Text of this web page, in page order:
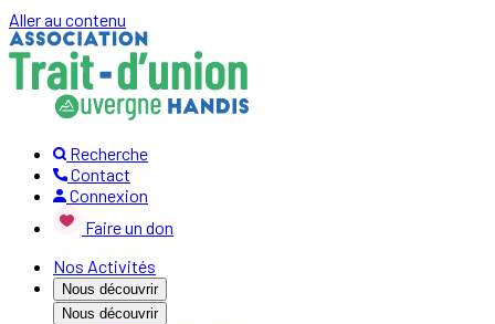
Aller au contenu
Recherche
Contact
Connexion
Faire un don
Nos Activités
Nous découvrir
Nous découvrir